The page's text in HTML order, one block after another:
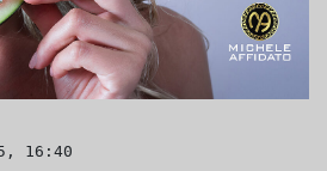
16:40